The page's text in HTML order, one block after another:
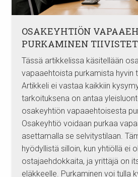
OSAKEYHTIÖN
PURKAMINEN
Tässä artikkelissa käsitellään
vapaaehtoista purkamista hyvin
Artikkeli ei vastaa kaikkiin
tarkoituksena on antaa
osakeyhtiön vapaaehtoisesta
Osakeyhtiö voidaan purkaa
asettamalla se selvitystilaan.
hyödyllistä silloin, kun yhtiöllä ei
ostajaehdokkaita, ja yrittäjä on
eläkkeelle. Purkaminen voi tulla